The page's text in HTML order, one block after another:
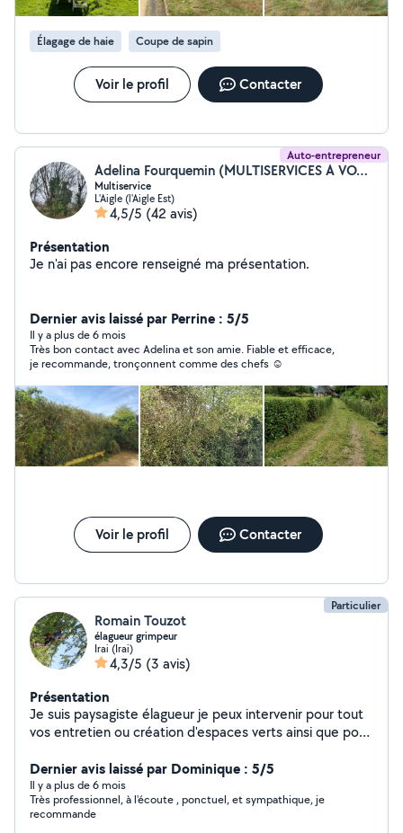
Élagage de haie Coupe de sapin
Voir le profil Contacter
Auto-entrepreneur
Adelina Fourquemin (MULTISERVICES A VOTRE ECOUTE)
Multiservice
L'Aigle (l'Aigle Est)
4,5/5 (42 avis)
Présentation
Je n'ai pas encore renseigné ma présentation.
Dernier avis laissé par Perrine : 5/5
Il y a plus de 6 mois
Très bon contact avec Adelina et son amie. Fiable et efficace,
je recommande, tronçonnent comme des chefs ☺️
Voir le profil Contacter
Particulier
Romain Touzot
élagueur grimpeur
Irai (Irai)
4,3/5 (3 avis)
Présentation
Je suis paysagiste élagueur je peux intervenir pour tout
vos entretien ou création d'espaces verts ainsi que pour
veuillez me contacter, pour plus d'informations ou pour
un rendez-vous
Dernier avis laissé par Dominique : 5/5
Il y a plus de 6 mois
Très professionnel, à l'écoute , ponctuel, et sympathique, je
recommande